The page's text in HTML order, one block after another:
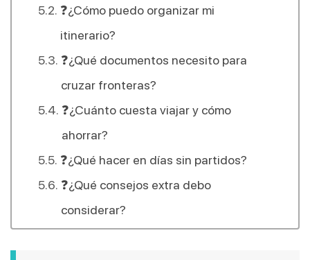
❓¿Cómo puedo organizar mi
itinerario?
❓¿Qué documentos necesito para
cruzar fronteras?
❓¿Cuánto cuesta viajar y cómo
ahorrar?
❓¿Qué hacer en días sin partidos?
❓¿Qué consejos extra debo
considerar?